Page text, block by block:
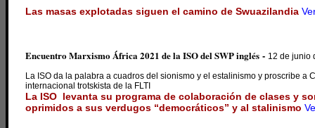
Las masas explotadas siguen el camino de Swuazilandia
Encuentro Marxismo África 2021 de la ISO del SWP inglés - 12 de junio
La ISO da la palabra a cuadros del sionismo y el estalinismo y proscribe a
internacional trotskista de la FLTI
La ISO levanta su programa de colaboración de clases y
oprimidos a sus verdugos “democráticos” y al stalinismo